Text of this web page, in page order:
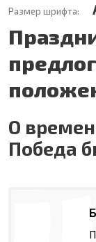
Размер шрифта:
О
Победа